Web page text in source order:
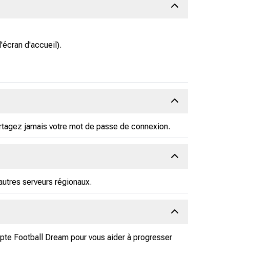
d'accueil).
jamais votre mot de passe de connexion.
serveurs régionaux.
Football Dream pour vous aider à progresser